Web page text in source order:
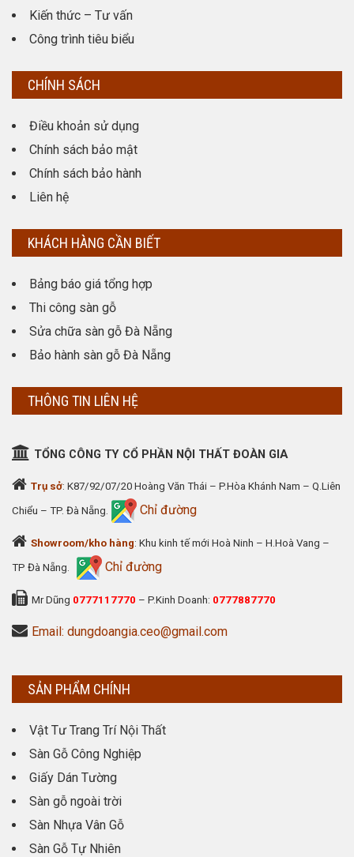
Kiến thức – Tư vấn
Công trình tiêu biểu
CHÍNH SÁCH
Điều khoản sử dụng
Chính sách bảo mật
Chính sách bảo hành
Liên hệ
KHÁCH HÀNG CẦN BIẾT
Bảng báo giá tổng hợp
Thi công sàn gỗ
Sửa chữa sàn gỗ Đà Nẵng
Bảo hành sàn gỗ Đà Nẵng
THÔNG TIN LIÊN HỆ
TỔNG CÔNG TY CỔ PHẦN NỘI THẤT ĐOÀN GIA
Trụ sở: K87/92/07/20 Hoàng Văn Thái – P.Hòa Khánh Nam – Q.Liên
Chiểu – TP. Đà Nẵng. Chỉ đường
Showroom/kho hàng: Khu kinh tế mới Hoà Ninh – H.Hoà Vang –
TP Đà Nẵng. Chỉ đường
Mr Dũng 0777117770 – P.Kinh Doanh: 0777887770
Email: dungdoangia.ceo@gmail.com
SẢN PHẨM CHÍNH
Vật Tư Trang Trí Nội Thất
Sàn Gỗ Công Nghiệp
Giấy Dán Tường
Sàn gỗ ngoài trời
Sàn Nhựa Vân Gỗ
Sàn Gỗ Tự Nhiên